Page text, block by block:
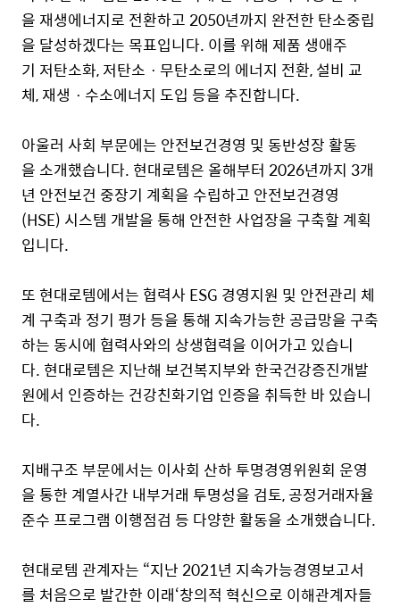
을 재생에너지로 전환하고2050년까지 완전한 탄소중립
을 달성하겠다는 목표입니다. 이를 위해 제품 생애주
기 저탄소화,저탄소 ㆍ 무탄소로의 에너지 전환,설비 교
체,재생 ㆍ 수소에너지 도입 등을 추진합니다.
아울러 사회 부문에는 안전보건경영 및 동반성장 활동
을 소개했습니다. 현대로템은 올해부터 2026년까지 3개
년 안전보건 중장기 계획을 수립하고 안전보건경영
(HSE) 시스템 개발을 통해 안전한 사업장을 구축할 계획
입니다.
또 현대로템에서는 협력사ESG 경영지원 및 안전관리 체
계 구축과 정기 평가 등을 통해 지속가능한 공급망을 구축
하는 동시에 협력사와의 상생협력을 이어가고 있습니
다. 현대로템은 지난해 보건복지부와 한국건강증진개발
원에서 인증하는 건강친화기업 인증을 취득한 바 있습니
다.
지배구조 부문에서는 이사회 산하 투명경영위원회 운영
을 통한 계열사간 내부거래 투명성을 검토, 공정거래자율
준수 프로그램 이행점검 등 다양한 활동을 소개했습니다.
현대로템 관계자는 “지난2021년 지속가능경영보고서
를 처음으로 발간한 이래‘창의적 혁신으로 이해관계자들